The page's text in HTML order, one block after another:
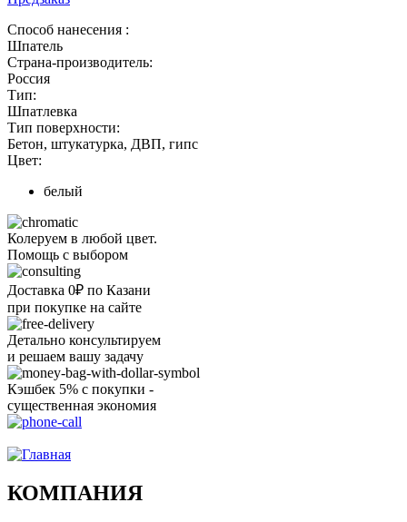
Способ нанесения :
Шпатель
Страна-производитель:
Россия
Тип:
Шпатлевка
Тип поверхности:
Бетон, штукатурка, ДВП, гипс
Цвет:
белый
Колеруем в любой цвет.
Помощь с выбором
Доставка 0₽ по Казани
при покупке на сайте
Детально консультируем
и решаем вашу задачу
Кэшбек 5% с покупки -
существенная экономия
КОМПАНИЯ